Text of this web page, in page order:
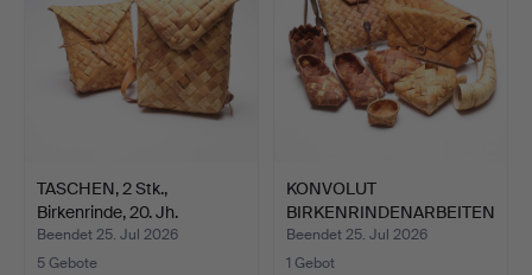
TASCHEN, 2 Stk.,
Birkenrinde, 20. Jh.
Beendet 25. Jul 2026
5 Gebote
KONVOLUT
BIRKENRINDENARBEITEN
.Beendet 25. Jul 2026
1 Gebot